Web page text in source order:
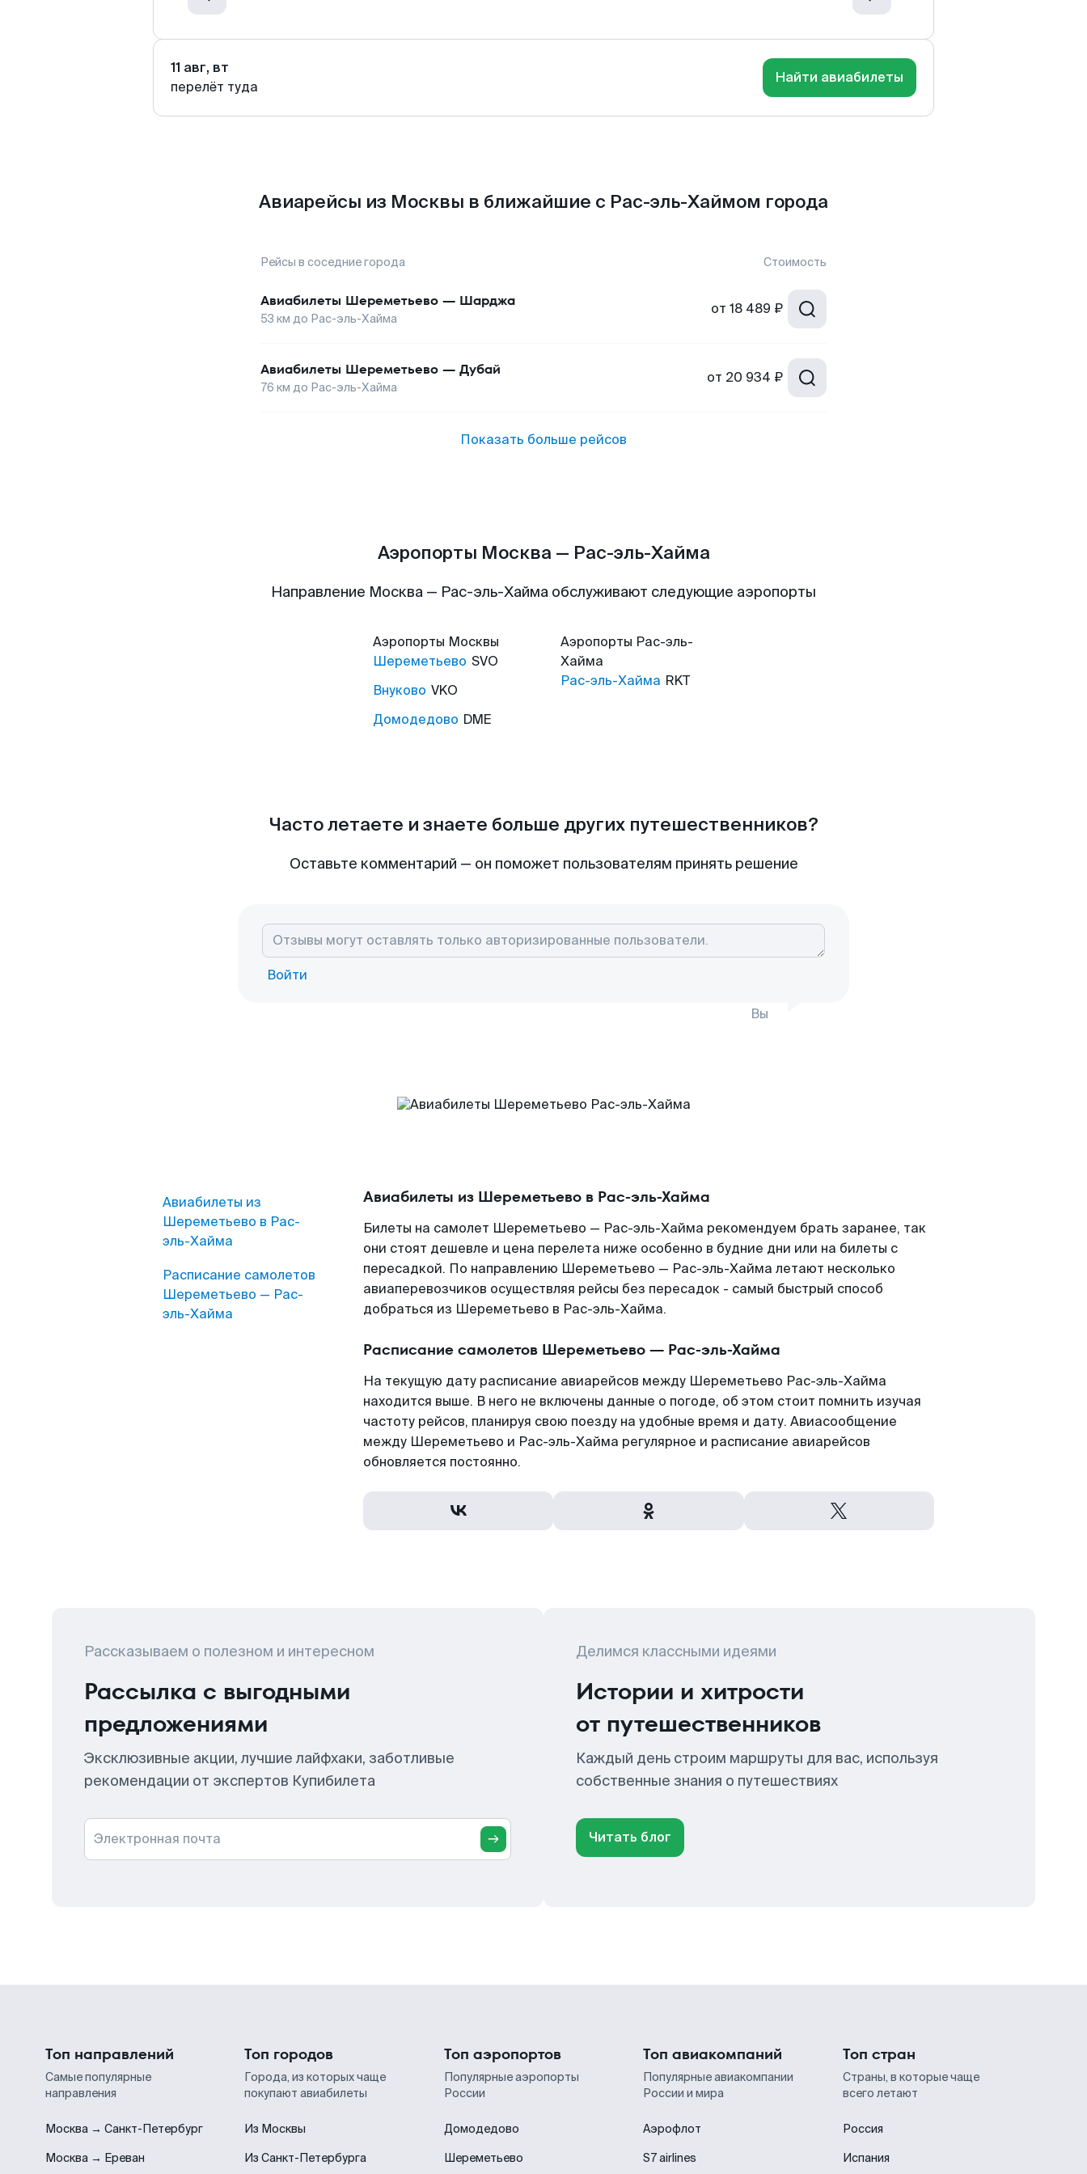
11 авг, вт
перелёт туда
Найти авиабилеты
Авиарейсы из Москвы в ближайшие с Рас-эль-Хаймом города
Рейсы в соседние города Стоимость
Авиабилеты Шереметьево — Шарджа
53 км до Рас-эль-Хайма
от 18 489 ₽
Авиабилеты Шереметьево — Дубай
76 км до Рас-эль-Хайма
от 20 934 ₽
Показать больше рейсов
Аэропорты Москва — Рас-эль-Хайма
Направление Москва — Рас-эль-Хайма обслуживают следующие аэропорты
Аэропорты Москвы
Шереметьево SVO
Внуково VKO
Домодедово DME
Аэропорты Рас-эль-
Хайма
Рас-эль-Хайма RKT
Часто летаете и знаете больше других путешественников?
Оставьте комментарий — он поможет пользователям принять решение
Войти
Вы
Авиабилеты из
Шереметьево в Рас-
эль-Хайма
Расписание самолетов
Шереметьево — Рас-
эль-Хайма
Авиабилеты из Шереметьево в Рас-эль-Хайма
Билеты на самолет Шереметьево — Рас-эль-Хайма рекомендуем брать заранее, так
они стоят дешевле и цена перелета ниже особенно в будние дни или на билеты с
пересадкой. По направлению Шереметьево — Рас-эль-Хайма летают несколько
авиаперевозчиков осуществляя рейсы без пересадок - самый быстрый способ
добраться из Шереметьево в Рас-эль-Хайма.
Расписание самолетов Шереметьево — Рас-эль-Хайма
На текущую дату расписание авиарейсов между Шереметьево Рас-эль-Хайма
находится выше. В него не включены данные о погоде, об этом стоит помнить изучая
частоту рейсов, планируя свою поезду на удобные время и дату. Авиасообщение
между Шереметьево и Рас-эль-Хайма регулярное и расписание авиарейсов
обновляется постоянно.
Рассказываем о полезном и интересном
Рассылка с выгодными
предложениями
Эксклюзивные акции, лучшие лайфхаки, заботливые
рекомендации от экспертов Купибилета
Электронная почта
Делимся классными идеями
Истории и хитрости
от путешественников
Каждый день строим маршруты для вас, используя
собственные знания о путешествиях
Читать блог
Топ направлений
Самые популярные
направления
Москва → Санкт-Петербург
Москва → Ереван
Топ городов
Города, из которых чаще
покупают авиабилеты
Из Москвы
Из Санкт-Петербурга
Топ аэропортов
Популярные аэропорты
России
Домодедово
Шереметьево
Топ авиакомпаний
Популярные авиакомпании
России и мира
Аэрофлот
S7 airlines
Топ стран
Страны, в которые чаще
всего летают
Россия
Испания